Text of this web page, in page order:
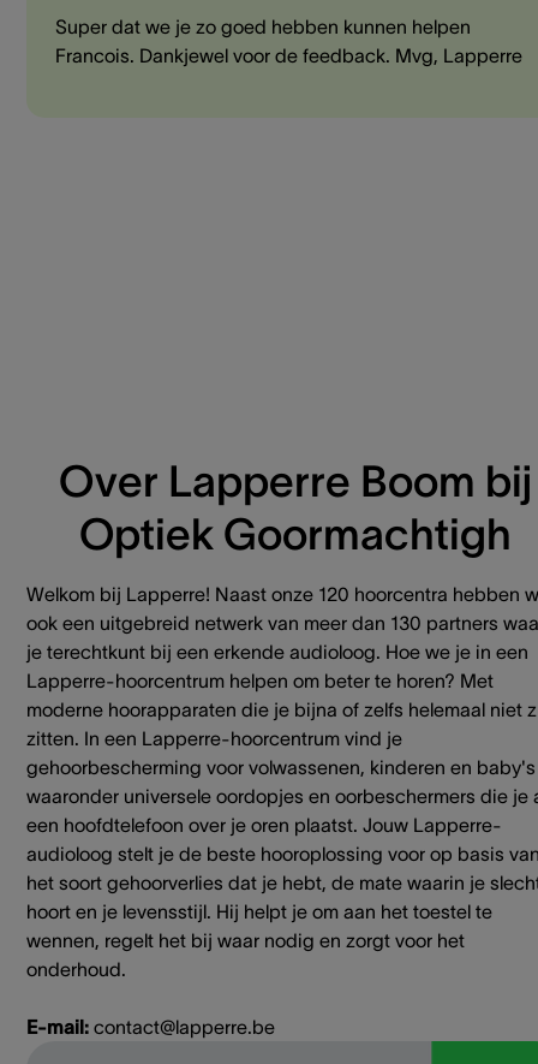
Super dat we je zo goed hebben kunnen helpen
Francois. Dankjewel voor de feedback. Mvg, Lapperre
Over Lapperre Boom bij
Optiek Goormachtigh
Welkom bij Lapperre! Naast onze 120 hoorcentra hebben
ook een uitgebreid netwerk van meer dan 130 partners
je terechtkunt bij een erkende audioloog. Hoe we je in een
Lapperre-hoorcentrum helpen om beter te horen? Met
moderne hoorapparaten die je bijna of zelfs helemaal niet
zitten. In een Lapperre-hoorcentrum vind je
gehoorbescherming voor volwassenen, kinderen en baby's
waaronder universele oordopjes en oorbeschermers die je
een hoofdtelefoon over je oren plaatst. Jouw Lapperre-
audioloog stelt je de beste hooroplossing voor op basis
het soort gehoorverlies dat je hebt, de mate waarin je
hoort en je levensstijl. Hij helpt je om aan het toestel te
wennen, regelt het bij waar nodig en zorgt voor het
onderhoud.
E-mail: contact@lapperre.be